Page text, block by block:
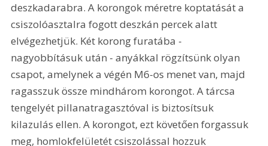
deszkadarabra. A korongok méretre koptatását a
csiszolóasztalra fogott deszkán percek alatt
elvégezhetjük. Két korong furatába -
nagyobbításuk után - anyákkal rögzítsünk olyan
csapot, amelynek a végén M6-os menet van, majd
ragasszuk össze mindhárom korongot. A tárcsa
tengelyét pillanatragasztóval is biztosítsuk
kilazulás ellen. A korongot, ezt követően forgassuk
meg, homlokfelületét csiszolással hozzuk